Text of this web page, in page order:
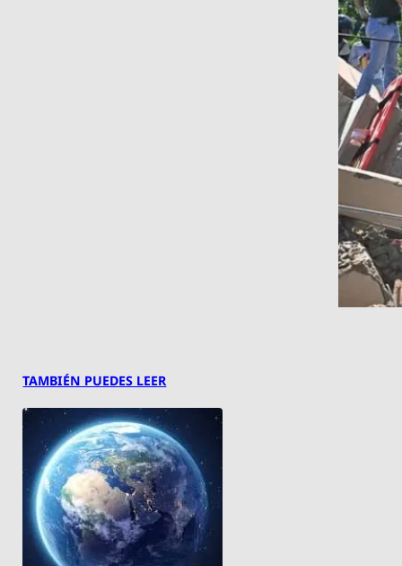
TAMBIÉN PUEDES LEER